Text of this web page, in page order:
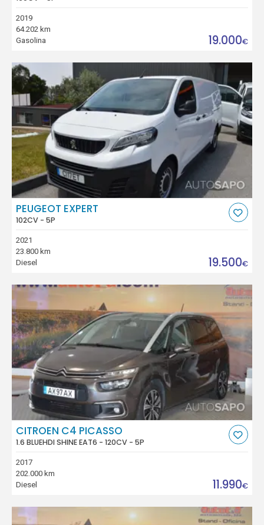
2019
64.202 km
Gasolina
19.000€
PEUGEOT EXPERT
102CV - 5P
2021
23.800 km
Diesel
19.500€
CITROEN C4 PICASSO
1.6 BLUEHDI SHINE EAT6 - 120CV - 5P
2017
202.000 km
Diesel
11.990€